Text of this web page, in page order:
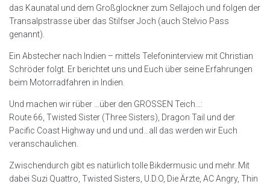
das Kaunatal und dem Großglockner zum Sellajoch und folgen der
Transalpstrasse über das Sti lfser Joch (auch Stelvio Pass
genannt).
Ein Abstecher nach Indien – mittels Telefoninterview mit Christian
Schröder folgt. Er berichtet uns und Euch über seine Erfahrungen
beim Motorradfahren in Indien.
Und machen wir rüber …über den GROSSEN Teich…:
Route 66, Twisted Sister (Three Sisters), Dragon Tail und der
Pacific Coast Highway und und und…all das werden wir Euch
veranschaulichen.
Zwischendurch gibt es natürlich tolle Bikdermusic und mehr. Mit
dabei Suzi Quattro, Twisted Sisters, U.D.O, Die Ärzte, AC Angry, Thin